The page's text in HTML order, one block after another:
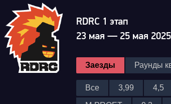
RDRC 1 этап
23 мая — 25 мая 2025
Заезды Раунды
Все 3,99 4,5